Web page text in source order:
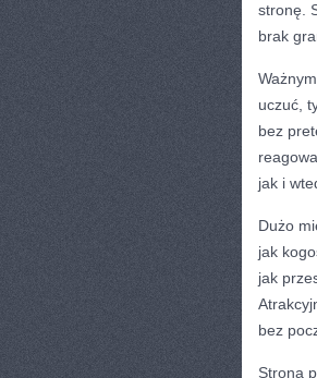
stronę.
brak
uczuć,
bez
jak i
Dużo
jak
jak
bez
Strona